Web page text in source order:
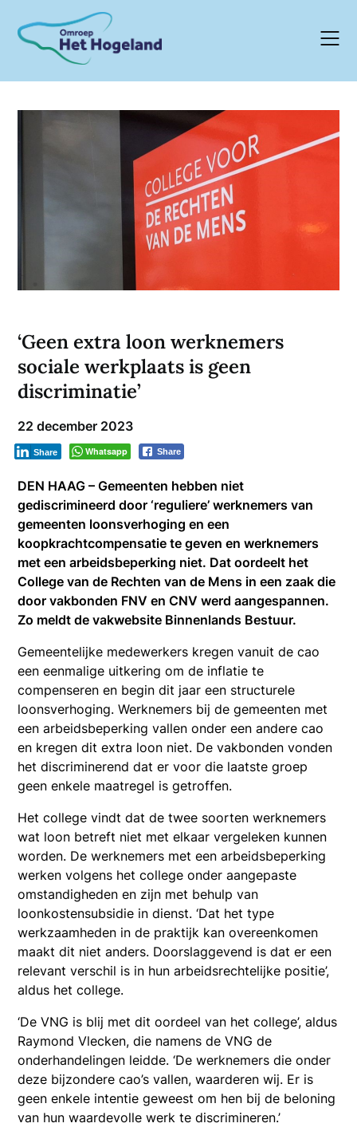
content
‘Geen extra loon werknemers
sociale werkplaats is geen
discriminatie’
22 december 2023
Whatsapp Share
Share
DEN HAAG – Gemeenten hebben niet
gediscrimineerd door ‘reguliere’ werknemers van
gemeenten loonsverhoging en een
koopkrachtcompensatie te geven en werknemers
met een arbeidsbeperking niet. Dat oordeelt het
College van de Rechten van de Mens in een zaak die
door vakbonden FNV en CNV werd aangespannen.
Zo meldt de vakwebsite Binnenlands Bestuur.
Gemeentelijke medewerkers kregen vanuit de cao
een eenmalige uitkering om de inflatie te
compenseren en begin dit jaar een structurele
loonsverhoging. Werknemers bij de gemeenten met
een arbeidsbeperking vallen onder een andere cao
en kregen dit extra loon niet. De vakbonden vonden
het discriminerend dat er voor die laatste groep
geen enkele maatregel is getroffen.
Het college vindt dat de twee soorten werknemers
wat loon betreft niet met elkaar vergeleken kunnen
worden. De werknemers met een arbeidsbeperking
werken volgens het college onder aangepaste
omstandigheden en zijn met behulp van
loonkostensubsidie in dienst. ‘Dat het type
werkzaamheden in de praktijk kan overeenkomen
maakt dit niet anders. Doorslaggevend is dat er een
relevant verschil is in hun arbeidsrechtelijke positie’,
aldus het college.
‘De VNG is blij met dit oordeel van het college’, aldus
Raymond Vlecken, die namens de VNG de
onderhandelingen leidde. ‘De werknemers die onder
deze bijzondere cao’s vallen, waarderen wij. Er is
geen enkele intentie geweest om hen bij de beloning
van hun waardevolle werk te discrimineren.’